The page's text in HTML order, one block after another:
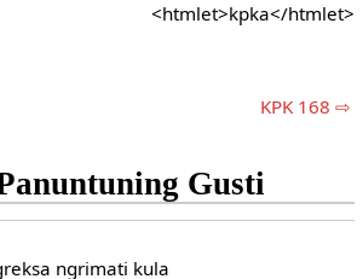
<htmlet>kpka</htmlet>
KPK 168 ⇨
Gusti
ngrimati kula